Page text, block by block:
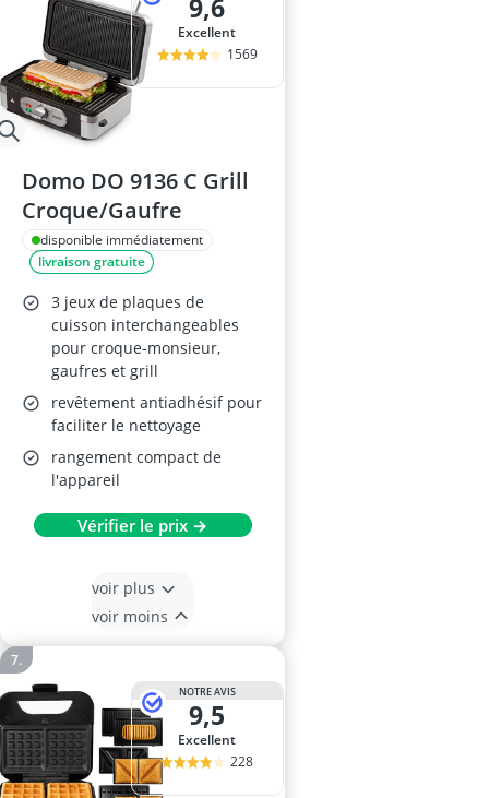
9,6
Excellent
1569
Domo DO 9136 C Grill
Croque/Gaufre
disponible immédiatement
livraison gratuite
3 jeux de plaques de
cuisson interchangeables
pour croque-monsieur,
gaufres et grill
revêtement antiadhésif pour
faciliter le nettoyage
rangement compact de
l'appareil
Vérifier le prix →
voir plus
voir moins
NOTRE AVIS
9,5
Excellent
228